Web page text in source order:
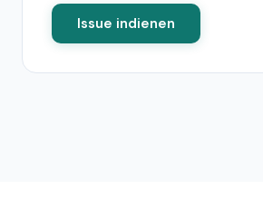
Issue indienen